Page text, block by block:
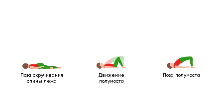
Поза скручивания
спины лежа
Движение
полумоста
Поза полумоста